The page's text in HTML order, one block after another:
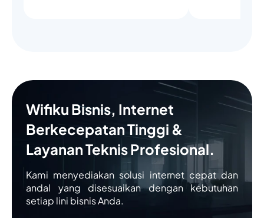
Wifiku Bisnis, Internet
Berkecepatan Tinggi &
Layanan Teknis Profesional.
Kami menyediakan solusi internet cepat dan
andal yang disesuaikan dengan kebutuhan
setiap lini bisnis Anda.